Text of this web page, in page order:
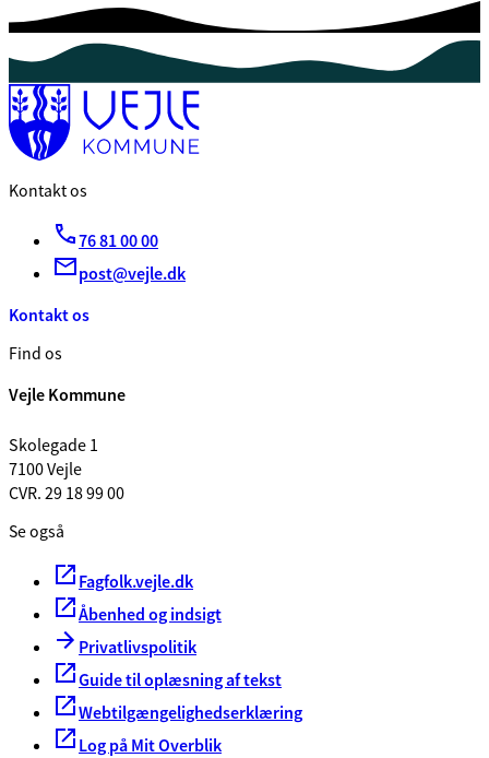
Kontakt os
76 81 00 00
post@vejle.dk
Kontakt os
Find os
Vejle Kommune
Skolegade 1
7100 Vejle
CVR. 29 18 99 00
Se også
Fagfolk.vejle.dk
Åbenhed og indsigt
Privatlivspolitik
Guide til oplæsning af tekst
Webtilgængelighedserklæring
Log på Mit Overblik